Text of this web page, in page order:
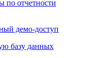
по отчетности
демо-доступ
базу данных